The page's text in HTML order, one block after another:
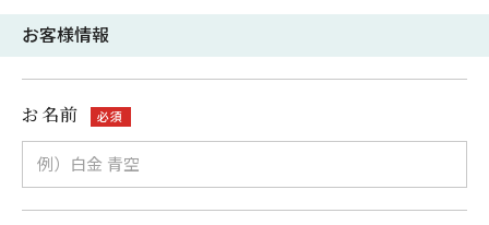
お客様情報
お名前 必須